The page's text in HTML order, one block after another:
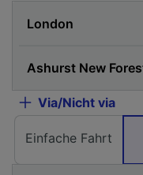
Via/Nicht via
Einfache Fahrt